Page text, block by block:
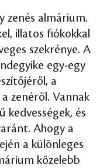
zenés almárium.
illatos fiókokkal
szekrénye. A
egy-egy
a
zenéről. Vannak
kedvességek, és
Ahogy a
a különleges
közelebb